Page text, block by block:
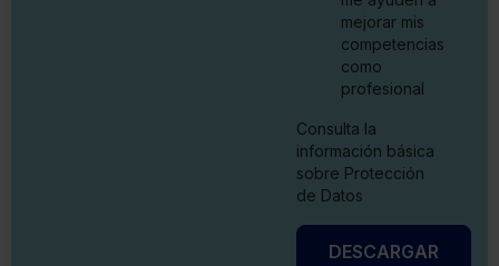
mejorar mis
competencias
como
profesional
Consulta la
información básica
sobre Protección
de Datos
DESCARGAR